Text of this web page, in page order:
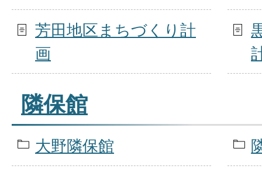
芳田地区まちづくり計
画
隣保館
大野隣保館